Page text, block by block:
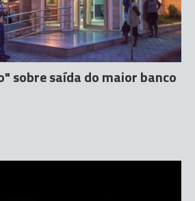
sobre saída do maior banco